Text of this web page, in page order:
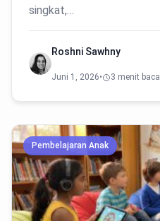
singkat,…
Roshni Sawhny
Juni 1, 2026• 3 menit baca
Pembelajaran Anak